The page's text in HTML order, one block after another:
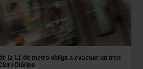
la L1 de metro obliga a evacuar un tren
i Glòries